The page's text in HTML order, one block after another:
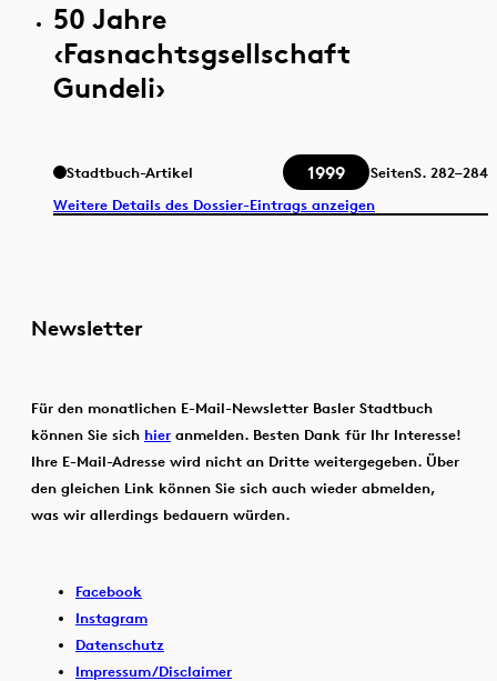
50 Jahre
‹Fasnachtsgsellschaft
Gundeli›
Stadtbuch-Artikel 1999 SeitenS. 282–284
Weitere Details des Dossier-Eintrags anzeigen
Newsletter
Für den monatlichen E-Mail-Newsletter Basler Stadtbuch
können Sie sich hier anmelden. Besten Dank für Ihr Interesse!
Ihre E-Mail-Adresse wird nicht an Dritte weitergegeben. Über
den gleichen Link können Sie sich auch wieder abmelden,
was wir allerdings bedauern würden.
Facebook
Instagram
Datenschutz
Impressum/Disclaimer